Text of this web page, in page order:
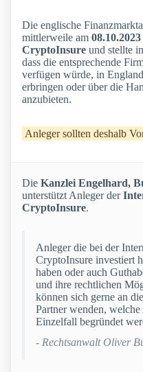
Die englische
mittlerweile am 08.10.2023
CryptoInsure und stellte
dass die entsprechende
verfügen würde, in
erbringen oder über die
anzubieten.
Anleger sollten deshalb
Die Kanzlei Engelhard,
unterstützt Anleger der
CryptoInsure.
Anleger die bei der
CryptoInsure investiert
haben oder auch
und ihre rechtlichen
können sich gerne an
Partner wenden,
Einzelfall begründet
- Rechtsanwalt Oliver